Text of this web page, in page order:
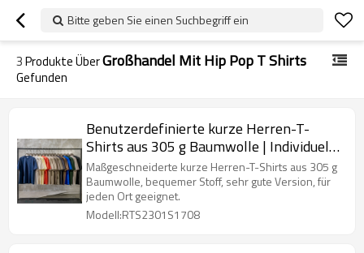
Bitte geben Sie einen Suchbegriff ein
3Produkte ÜberGroßhandel Mit Hip Pop T Shirts
Gefunden
Benutzerdefinierte kurze Herren-T-
Shirts aus 305 g Baumwolle | Individuelle
Loose-Fit-T-Shirts| Großhandel mit Hip-
Pop-T-Shirts
Maßgeschneiderte kurze Herren-T-Shirts aus 305 g
Baumwolle, bequemer Stoff, sehr gute Version, für
jeden Ort geeignet.
Modell:RTS2301S1708